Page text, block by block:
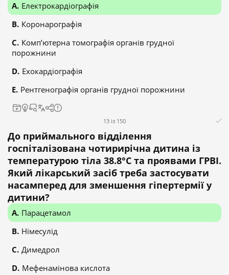
Електрокардіографія
Коронарографія
Комп’ютерна томографія органів грудної
порожнини
Ехокардіографія
Рентгенографія органів грудної порожнини
13 із 150
До приймального відділення
госпіталізована чотирирічна дитина із
температурою тіла 38.8°C та проявами ГРВІ.
Який лікарський засіб треба застосувати
насамперед для зменшення гіпертермії у
дитини?
Парацетамол
Німесулід
Димедрол
Мефенамінова кислота